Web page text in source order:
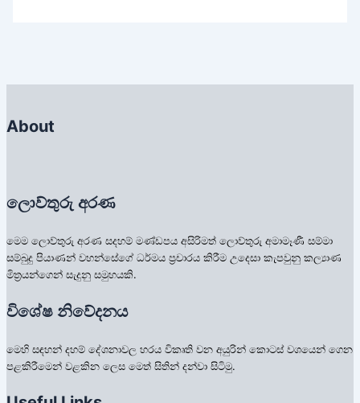
About
ලොව්තුරු අරණ
මෙම ලොව්තුරු අරණ සදහම් මණ්ඩපය අසිරිමත් ලොව්තුරු අමාමෑණී සම්මා
සම්බුදු පියාණන් වහන්සේගේ ධර්මය ප්‍රචාරය කිරීම උදෙසා කැපවුනු කල්‍යාණ
මිත්‍රයන්ගෙන් සැදුනු සමුහයකි.
විශේෂ නිවේදනය
මෙහි සඳහන් දහම් දේශනාවල හරය විකෘති වන අයුරින් කොටස් වශයෙන් ගෙන
පළකිරීමෙන් වළකින ලෙස මෙත් සිතින් දන්වා සිටිමු.